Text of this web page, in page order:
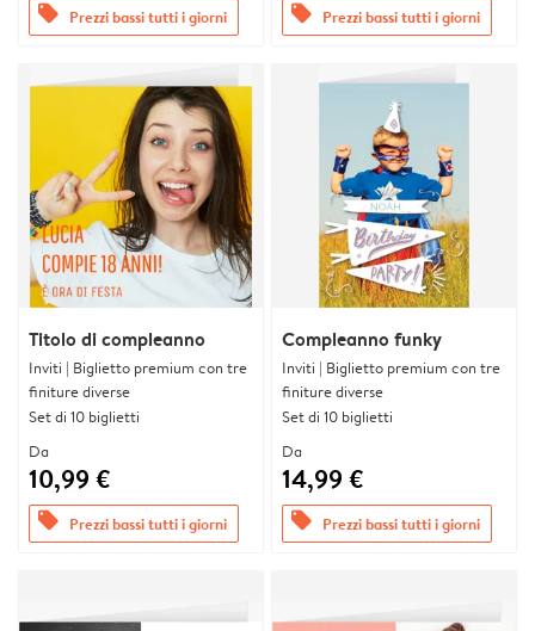
offers Prezzi bassi tutti i giorni offers Prezzi bassi tutti i giorni
Titolo di compleanno
Inviti | Biglietto premium con tre
finiture diverse
Set di 10 biglietti
Da
10,99 €
offers Prezzi bassi tutti i giorni
Compleanno funky
Inviti | Biglietto premium con tre
finiture diverse
Set di 10 biglietti
Da
14,99 €
offers Prezzi bassi tutti i giorni